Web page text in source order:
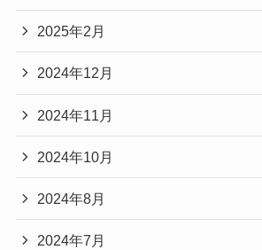
2025年2月
2024年12月
2024年11月
2024年10月
2024年8月
2024年7月